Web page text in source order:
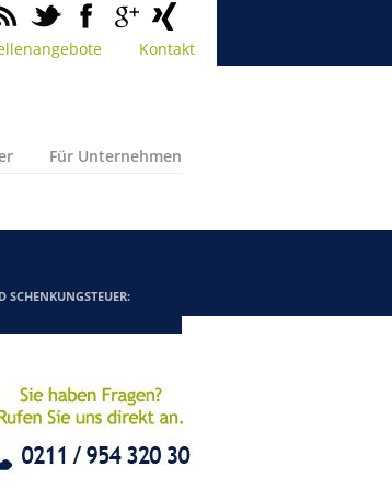
Kontakt
Für Unternehmen
SCHENKUNGSTEUER: